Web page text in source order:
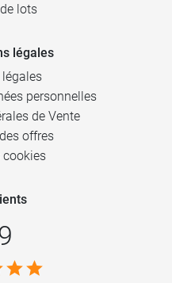
lots
légales
personnelles
de Vente
offres
cookies